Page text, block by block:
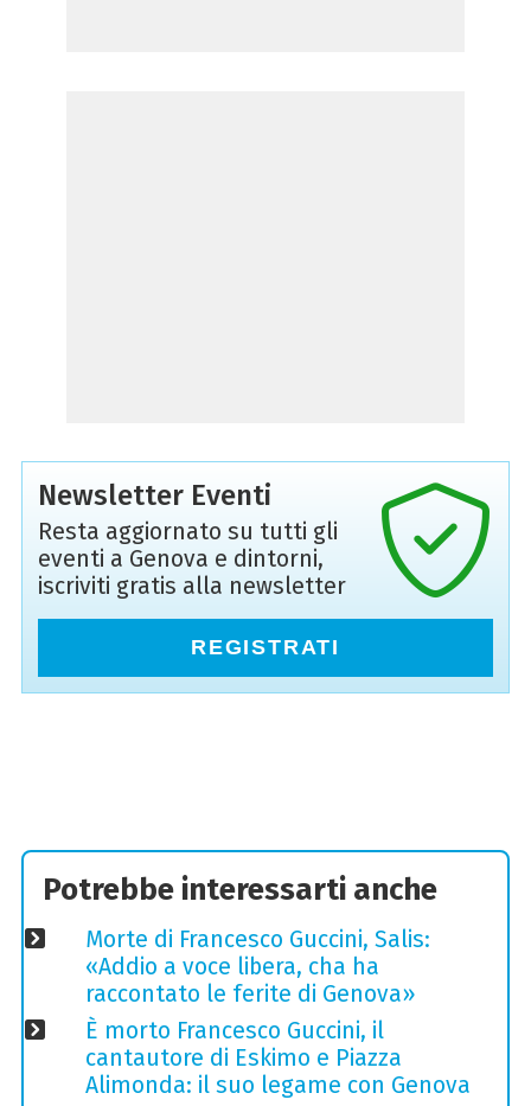
Newsletter Eventi
Resta aggiornato su tutti gli
eventi a Genova e dintorni,
iscriviti gratis alla newsletter
REGISTRATI
Potrebbe interessarti anche
Morte di Francesco Guccini, Salis:
«Addio a voce libera, cha ha
raccontato le ferite di Genova»
È morto Francesco Guccini, il
cantautore di Eskimo e Piazza
Alimonda: il suo legame con Genova